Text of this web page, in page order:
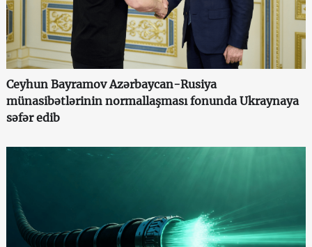
Ceyhun Bayramov Azərbaycan-Rusiya
münasibətlərinin normallaşması fonunda Ukraynaya
səfər edib